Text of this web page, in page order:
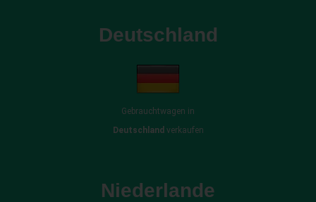
Deutschland
Gebrauchtwagen in
Deutschland verkaufen
Niederlande